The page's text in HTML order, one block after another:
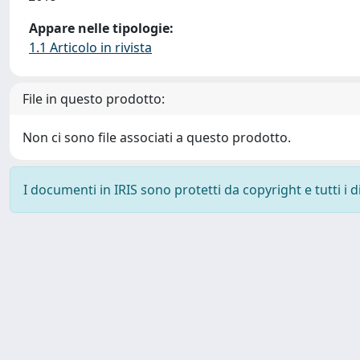
Appare nelle tipologie:
1.1 Articolo in rivista
File in questo prodotto:
Non ci sono file associati a questo prodotto.
I documenti in IRIS sono protetti da copyright e tutti i